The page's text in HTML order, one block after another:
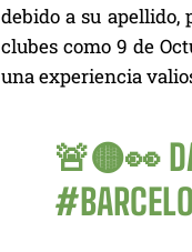
debido a su apellido,
clubes como 9 de
una experiencia
🚨🟡👀